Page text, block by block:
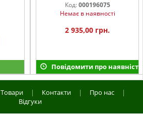
Код: 000196075
Немає в наявності
2 935,00 грн.
Повідомити про наявність
Товари | Контакти | Про нас
|
Відгуки